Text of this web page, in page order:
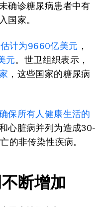
确诊糖尿病患者中有
国家。
估计为9660亿美元 ，
元。世卫组织表示，
，这些国家的糖尿病
保所有人健康生活的
心脏病并列为造成30-
的非传染性疾病。
断增加